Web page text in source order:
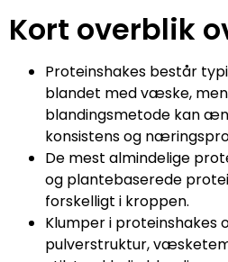
Kort overblik
Proteinshakes består
blandet med væske,
blandingsmetode kan
konsistens og
De mest almindelige
og plantebaserede
forskelligt i kroppen.
Klumper i proteinshakes
pulverstruktur,